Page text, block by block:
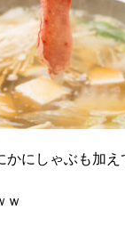
かにしゃぶも加え
ｗ